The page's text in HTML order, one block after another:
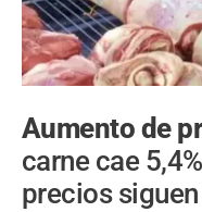
Aumento de
carne cae
precios